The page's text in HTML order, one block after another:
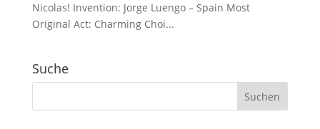
Nicolas! Invention: Jorge Luengo – Spain Most
Original Act: Charming Choi...
Suche